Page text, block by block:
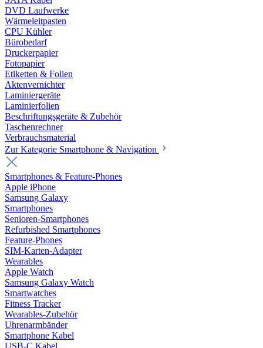
DVD Laufwerke
Wärmeleitpasten
CPU Kühler
Bürobedarf
Druckerpapier
Fotopapier
Etiketten & Folien
Aktenvernichter
Laminiergeräte
Laminierfolien
Beschriftungsgeräte & Zubehör
Taschenrechner
Verbrauchsmaterial
Zur Kategorie Smartphone & Navigation
Smartphones & Feature-Phones
Apple iPhone
Samsung Galaxy
Smartphones
Senioren-Smartphones
Refurbished Smartphones
Feature-Phones
SIM-Karten-Adapter
Wearables
Apple Watch
Samsung Galaxy Watch
Smartwatches
Fitness Tracker
Wearables-Zubehör
Uhrenarmbänder
Smartphone Kabel
USB-C Kabel